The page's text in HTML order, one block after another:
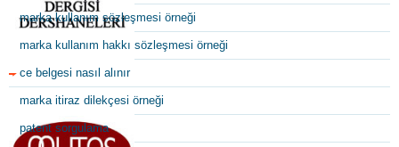
marka kullanım sözleşmesi örneği
marka kullanım hakkı sözleşmesi örneği
ce belgesi nasıl alınır
marka itiraz dilekçesi örneği
patent sorgulama